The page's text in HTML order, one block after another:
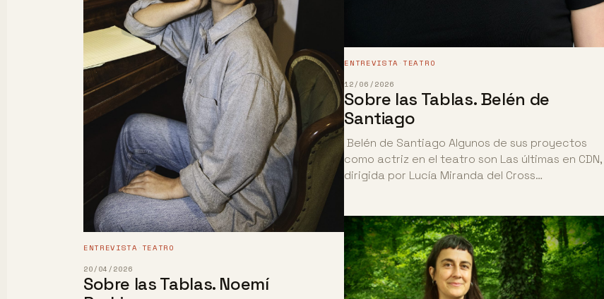
ENTREVISTA · TEATRO
20/04/2026
Sobre las Tablas. Noemí
ENTREVISTA · TEATRO
12/06/2026
Sobre las Tablas. Belén de
Santiago
Belén de Santiago Algunos de sus proyectos
como actriz en el teatro son Las últimas en CDN,
dirigida por Lucía Miranda del Cross…